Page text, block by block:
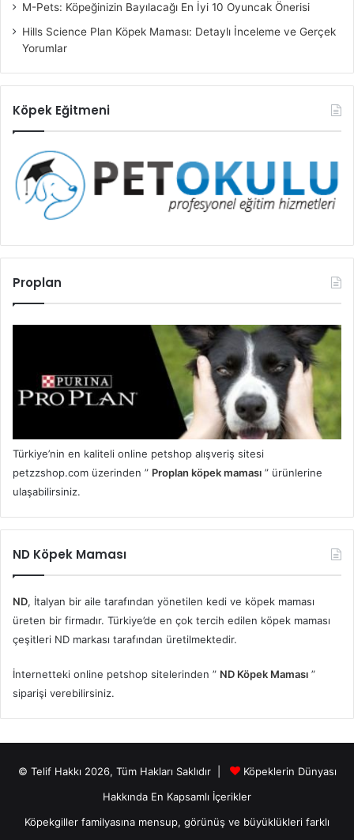
M-Pets: Köpeğinizin Bayılacağı En İyi 10 Oyuncak Önerisi
Hills Science Plan Köpek Maması: Detaylı İnceleme ve Gerçek
Yorumlar
Köpek Eğitmeni
Proplan
Türkiye’nin en kaliteli online petshop alışveriş sitesi
petzzshop.com üzerinden ” Proplan köpek maması ” ürünlerine
ulaşabilirsiniz.
ND Köpek Maması
ND, İtalyan bir aile tarafından yönetilen kedi ve köpek maması
üreten bir firmadır. Türkiye’de en çok tercih edilen köpek maması
çeşitleri ND markası tarafından üretilmektedir.
İnternetteki online petshop sitelerinden ” ND Köpek Maması ”
siparişi verebilirsiniz.
© Telif Hakkı 2026, Tüm Hakları Saklıdır |
Köpeklerin Dünyası
Hakkında En Kapsamlı İçerikler
Köpekgiller familyasına mensup, görünüş ve büyüklükleri farklı